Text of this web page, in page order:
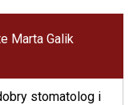
Marta Galik